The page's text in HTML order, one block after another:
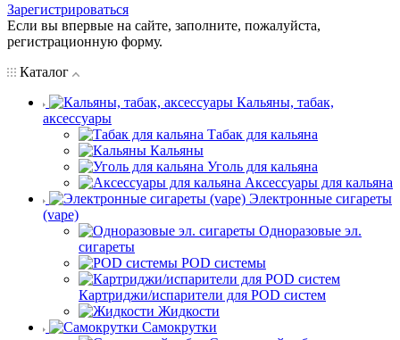
Зарегистрироваться
Если вы впервые на сайте, заполните, пожалуйста,
регистрационную форму.
Каталог
Кальяны, табак,
аксессуары
Табак для кальяна
Кальяны
Уголь для кальяна
Аксессуары для кальяна
Электронные сигареты
(vape)
Одноразовые эл.
сигареты
POD системы
Картриджи/испарители для POD систем
Жидкости
Самокрутки